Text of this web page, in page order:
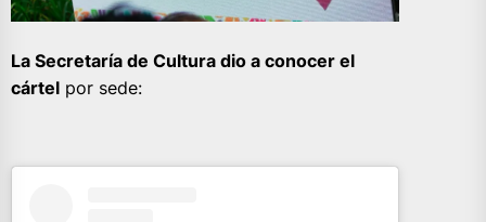
La Secretaría de Cultura dio a conocer el
cártel por sede: